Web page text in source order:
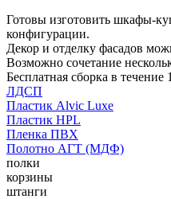
Готовы изготовить шкафы-
конфигурации.
Декор и отделку фасадов
Возможно сочетание
Бесплатная сборка в течение
ЛДСП
Пластик Alvic Luxe
Пластик HPL
Пленка ПВХ
Полотно АГТ (МДФ)
полки
корзины
штанги